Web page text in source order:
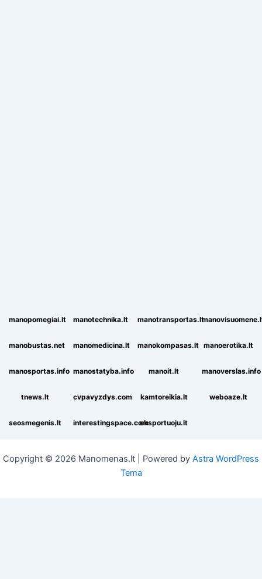
manopomegiai.lt manotechnika.lt manotransportas.lt
manobustas.net manomedicina.lt manokompasas.lt manoerotika.lt
manosportas.info manostatyba.info manoit.lt manoverslas.info
tnews.lt cvpavyzdys.com kamtoreikia.lt weboaze.lt
seosmegenis.lt interestingspace.comeksportuoju.lt
Copyright © 2026 Manomenas.lt | Powered by Astra WordPress
Tema